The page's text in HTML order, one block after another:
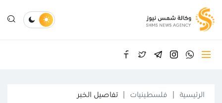
الرئيسية فلسطينيات تفاصيل الخبر